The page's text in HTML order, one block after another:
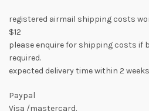
registered airmail shipping costs
$12
please enquire for shipping costs if
required.
expected delivery time within 2
Paypal
Visa /mastercard.